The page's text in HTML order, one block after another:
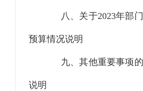
八、关于2023年部
预算情况说明
九、其他重要事项
说明